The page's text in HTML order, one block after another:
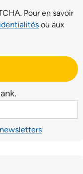
Pour en savoir
ou aux